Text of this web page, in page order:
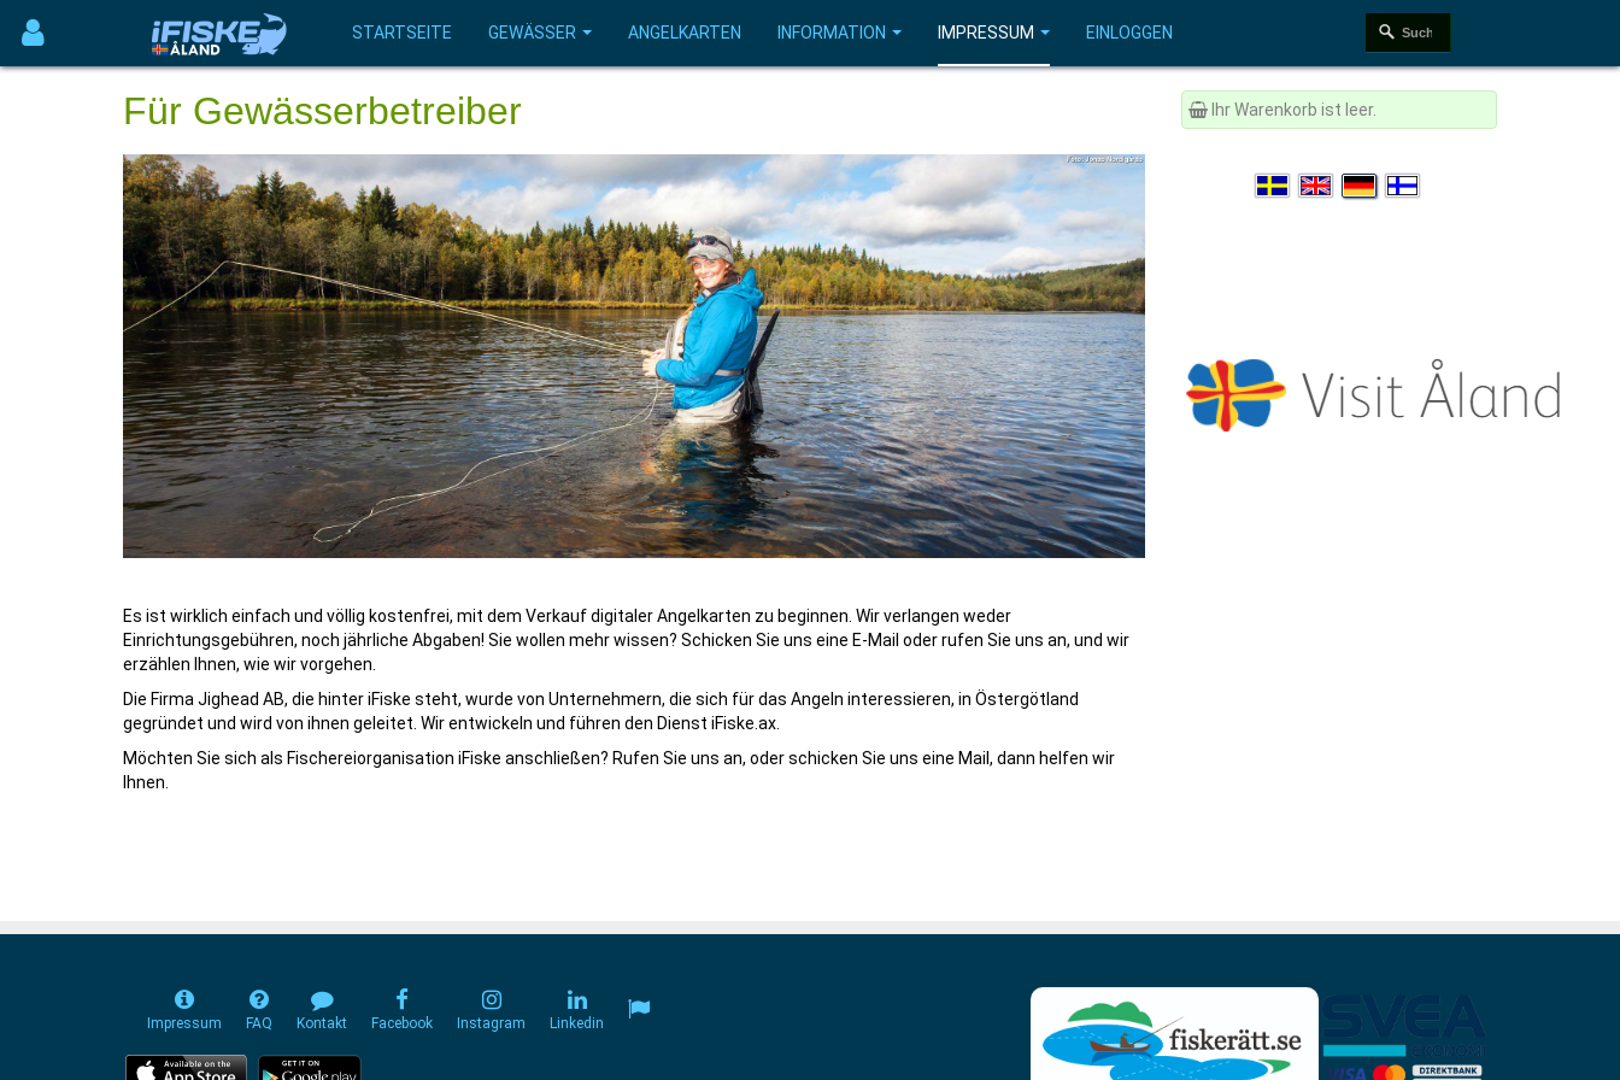
STARTSEITE GEWÄSSER ANGELKARTEN INFORMATION IMPRESSUM EINLOGGEN
Für Gewässerbetreiber
Es ist wirklich einfach und völlig kostenfrei, mit dem Verkauf digitaler Angelkarten zu beginnen. Wir verlangen weder
Einrichtungsgebühren, noch jährliche Abgaben! Sie wollen mehr wissen? Schicken Sie uns eine E-Mail oder rufen Sie uns an, und wir
erzählen Ihnen, wie wir vorgehen.
Die Firma Jighead AB, die hinter iFiske steht, wurde von Unternehmern, die sich für das Angeln interessieren, in Östergötland
gegründet und wird von ihnen geleitet. Wir entwickeln und führen den Dienst iFiske.ax.
Möchten Sie sich als Fischereiorganisation iFiske anschließen? Rufen Sie uns an, oder schicken Sie uns eine Mail, dann helfen wir
Ihnen.
Ihr Warenkorb ist leer.
Impressum FAQ Kontakt Facebook Instagram Linkedin